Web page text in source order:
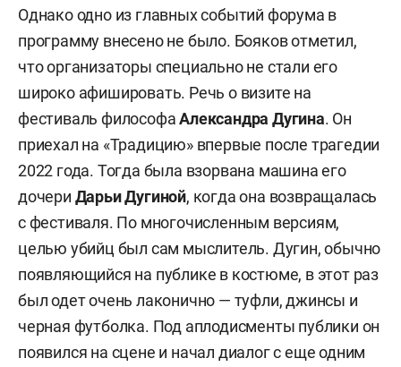
Однако одно из главных событий форума в
программу внесено не было. Бояков отметил,
что организаторы специально не стали его
широко афишировать. Речь о визите на
фестиваль философаАлександра Дугина. Он
приехал на «Традицию» впервые после трагедии
2022 года. Тогда была взорвана машина его
дочери Дарьи Дугиной, когда она возвращалась
с фестиваля. По многочисленным версиям,
целью убийц был сам мыслитель. Дугин, обычно
появляющийся на публике в костюме, в этот раз
был одет очень лаконично — туфли, джинсы и
черная футболка. Под аплодисменты публики он
появился на сцене и начал диалог с еще одним